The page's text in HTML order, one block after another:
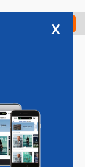
Check in
Vacatures
x